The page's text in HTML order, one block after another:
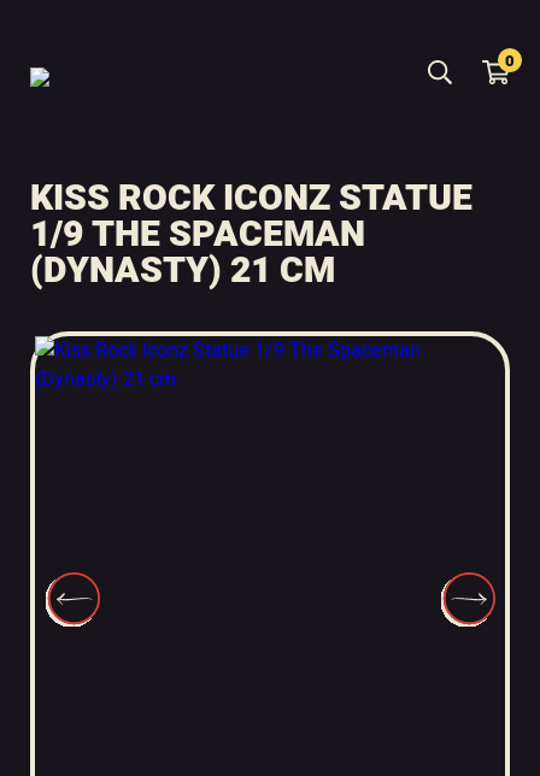
0
KISS ROCK ICONZ STATUE
1/9 THE SPACEMAN
(DYNASTY) 21 CM